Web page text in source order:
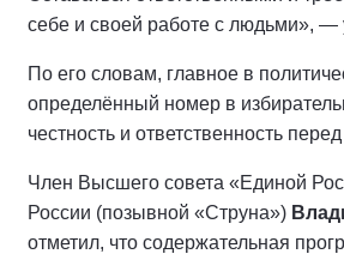
себе и своей работе с людьми», —
По его словам, главное в
определённый номер в
честность и ответственность
Член Высшего совета «Единой
России (позывной «Струна»)
отметил, что содержательная